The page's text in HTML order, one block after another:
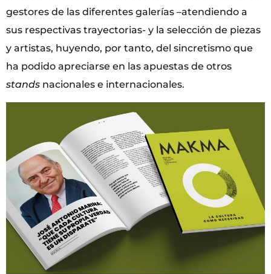
gestores de las diferentes galerías –atendiendo a
sus respectivas trayectorias- y la selección de piezas
y artistas, huyendo, por tanto, del sincretismo que
ha podido apreciarse en las apuestas de otros
stands nacionales e internacionales.